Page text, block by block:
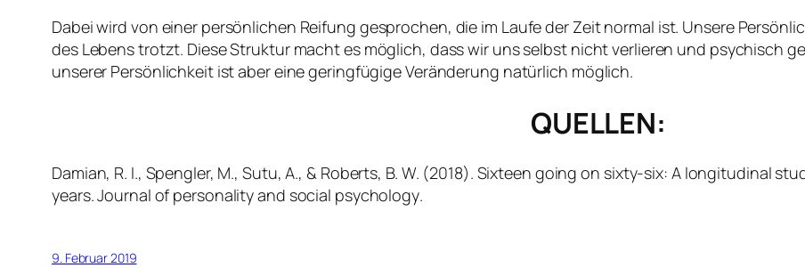
Dabei wird von einer persönlichen Reifung gesprochen, die im Laufe der Zeit normal ist. Unsere
des Lebens trotzt. Diese Struktur macht es möglich, dass wir uns selbst nicht verlieren und psychisch
unserer Persönlichkeit ist aber eine geringfügige Veränderung natürlich möglich.
QUELLEN:
Damian, R. I., Spengler, M., Sutu, A., & Roberts, B. W. (2018). Sixteen going on sixty-six: A longitudinal
years.Journal of personality and social psychology.
9. Februar 2019